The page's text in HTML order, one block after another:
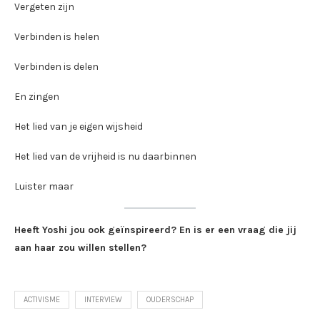
Vergeten zijn
Verbinden is helen
Verbinden is delen
En zingen
Het lied van je eigen wijsheid
Het lied van de vrijheid is nu daarbinnen
Luister maar
Heeft Yoshi jou ook geïnspireerd? En is er een vraag die jij
aan haar zou willen stellen?
ACTIVISME INTERVIEW OUDERSCHAP